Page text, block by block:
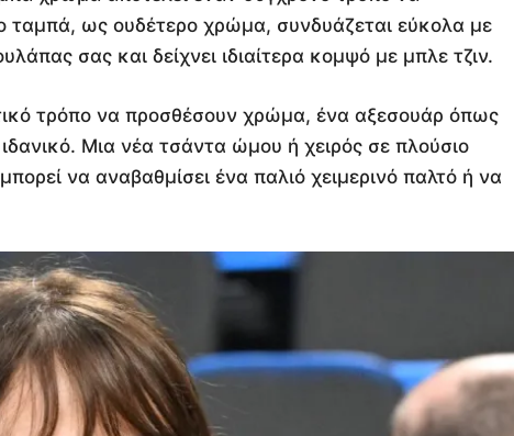
ταμπά, ως ουδέτερο χρώμα, συνδυάζεται εύκολα με
σας και δείχνει ιδιαίτερα κομψό με μπλε τζιν.
τρόπο να προσθέσουν χρώμα, ένα αξεσουάρ όπως
Μια νέα τσάντα ώμου ή χειρός σε πλούσιο
να αναβαθμίσει ένα παλιό χειμερινό παλτό ή να